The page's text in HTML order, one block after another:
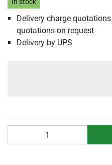
Delivery charge
quotations on request
Delivery by UPS